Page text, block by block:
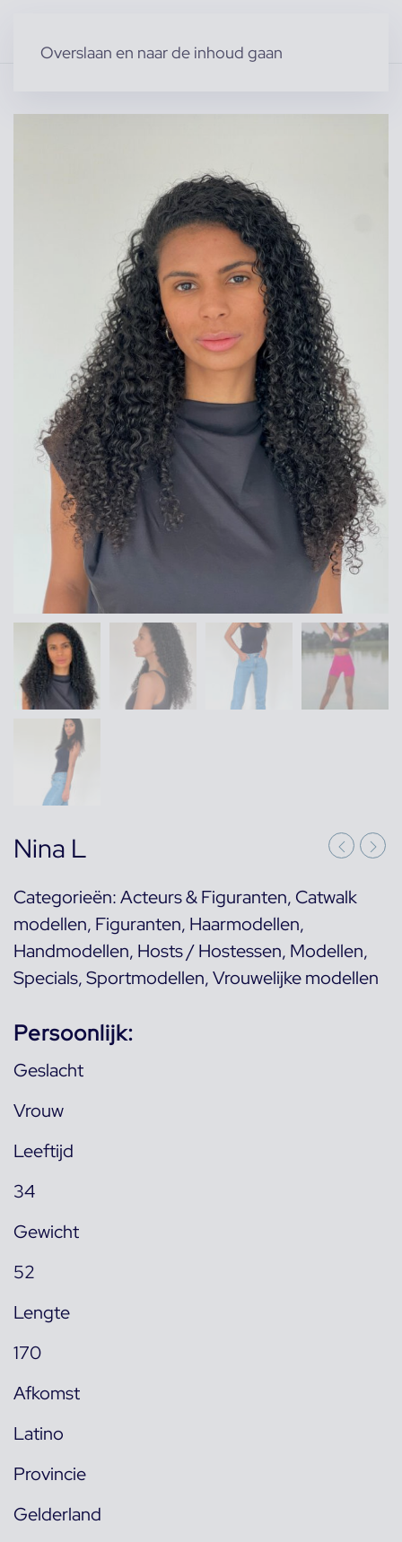
Overslaan en naar de inhoud gaan
Nina L
Categorieën:Acteurs & Figuranten, Catwalk
modellen, Figuranten, Haarmodellen,
Handmodellen, Hosts / Hostessen, Modellen,
Specials,Sportmodellen,Vrouwelijke modellen
Persoonlijk:
Geslacht
Vrouw
Leeftijd
34
Gewicht
52
Lengte
170
Afkomst
Latino
Provincie
Gelderland